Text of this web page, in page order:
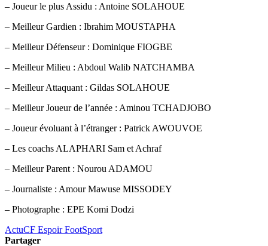
– Joueur le plus Assidu : Antoine SOLAHOUE
– Meilleur Gardien : Ibrahim MOUSTAPHA
– Meilleur Défenseur : Dominique FIOGBE
– Meilleur Milieu : Abdoul Walib NATCHAMBA
– Meilleur Attaquant : Gildas SOLAHOUE
– Meilleur Joueur de l’année : Aminou TCHADJOBO
– Joueur évoluant à l’étranger : Patrick AWOUVOE
– Les coachs ALAPHARI Sam et Achraf
– Meilleur Parent : Nourou ADAMOU
– Journaliste : Amour Mawuse MISSODEY
– Photographe : EPE Komi Dodzi
ActuCF Espoir FootSport
Partager